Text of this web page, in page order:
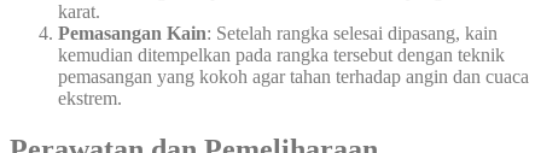
karat.
Pemasangan Kain: Setelah rangka selesai dipasang, kain
kemudian ditempelkan pada rangka tersebut dengan teknik
pemasangan yang kokoh agar tahan terhadap angin dan cuaca
ekstrem.